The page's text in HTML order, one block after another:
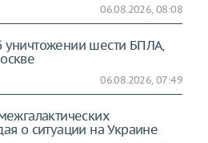
06.08.2026, 08:08
шести БПЛА,
06.08.2026, 07:49
о ситуации на Украине